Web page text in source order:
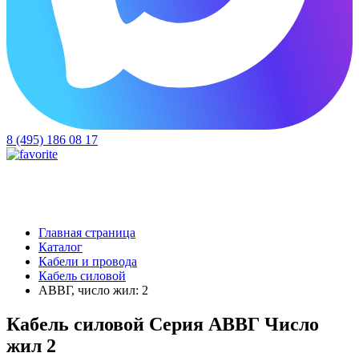
8 (495) 186 08 17
Главная страница
Каталог
Кабели и провода
Кабель силовой
АВВГ, число жил: 2
Кабель силовой Серия АВВГ Число
жил 2